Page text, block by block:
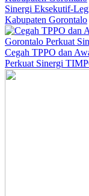
Sinergi Eksekutif-
Kabupaten Gorontalo
Cegah TPPO dan
Perkuat Sinergi